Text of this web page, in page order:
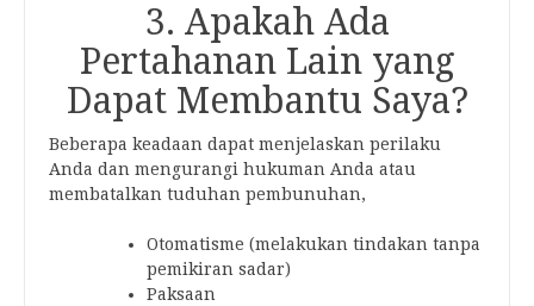
3. Apakah Ada
Pertahanan Lain yang
Dapat Membantu Saya?
Beberapa keadaan dapat menjelaskan perilaku
Anda dan mengurangi hukuman Anda atau
membatalkan tuduhan pembunuhan,
Otomatisme (melakukan tindakan tanpa
pemikiran sadar)
Paksaan